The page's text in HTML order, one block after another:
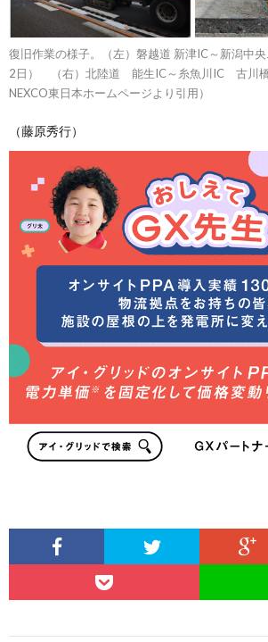
復旧作業の様子。（左）磐越道 新津IC～新潟中
2日） （右）北陸道 能生IC～糸魚川IC 古川橋
NEXCO東日本ホームページより引用）
（藤原秀行）